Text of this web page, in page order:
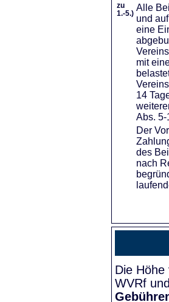
zu
1.-5.)
Alle
und
eine
mit
14
Abs.
Der
des
nach
Die
WVRf